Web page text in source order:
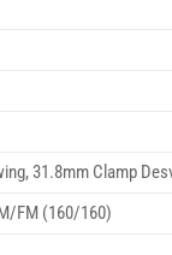
31.8mm Clamp
FM (160/160)